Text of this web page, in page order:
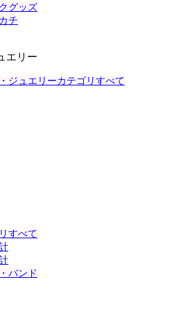
グッズ
チ
エリー
ジュエリーカテゴリすべて
すべて
バンド